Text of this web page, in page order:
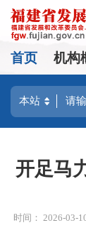
首页 机构
开足马
时间： 2026-03-